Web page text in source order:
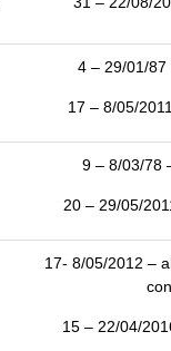
4 – 29/01/87
17 – 8/05/
9 – 8/03/78
20 – 29/05/
17- 8/05/2012 –
15 – 22/04/